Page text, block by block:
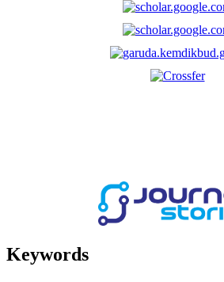
Keywords